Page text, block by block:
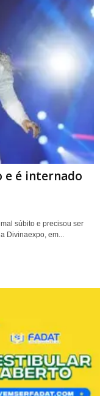
e é internado
súbito e precisou ser
Divinaexpo, em...